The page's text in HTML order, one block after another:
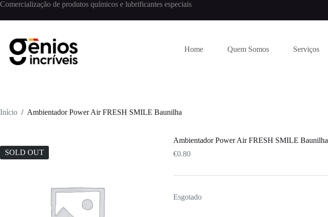
Comercialização de produtos químicos e lubrificantes especiais
Home Quem Somos Serviços
Início / Ambientador Power Air FRESH SMILE Baunilha
SOLD OUT
Ambientador Power Air FRESH SMILE Baunilha
€0.80
Esgotado